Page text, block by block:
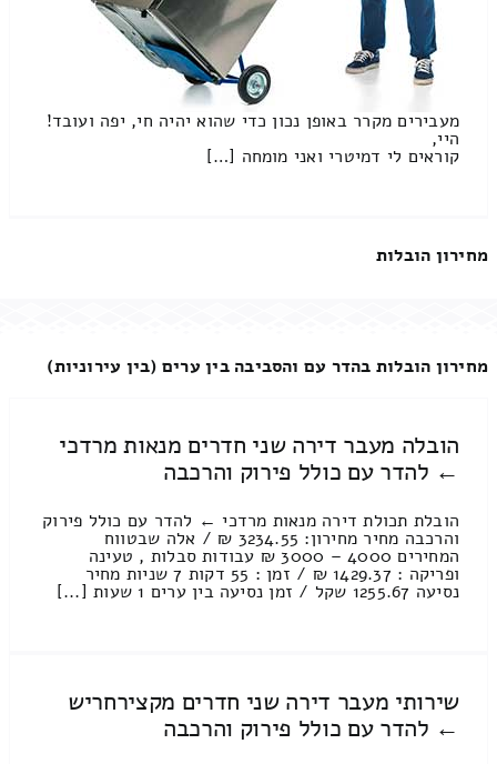
מעבירים מקרר באופן נכון כדי שהוא יהיה חי, יפה ועובד!
היי,
קוראים לי דמיטרי ואני מומחה […]
מחירון הובלות
מחירון הובלות בהדר עם והסביבה בין ערים (בין עירוניות)
הובלה מעבר דירה שני חדרים מנאות מרדכי
← להדר עם כולל פירוק והרכבה
הובלת תכולת דירה מנאות מרדכי ← להדר עם כולל פירוק
והרכבה מחיר מחירון: 3234.55 ₪ / אלה שבטווח
המחירים 4000 – 3000 ₪ עבודות סבלות , טעינה
ופריקה : 1429.37 ₪ / זמן : 55 דקות 7 שניות מחיר
נסיעה 1255.67 שקל / זמן נסיעה בין ערים 1 שעות [...]
שירותי מעבר דירה שני חדרים מקצירחריש
← להדר עם כולל פירוק והרכבה